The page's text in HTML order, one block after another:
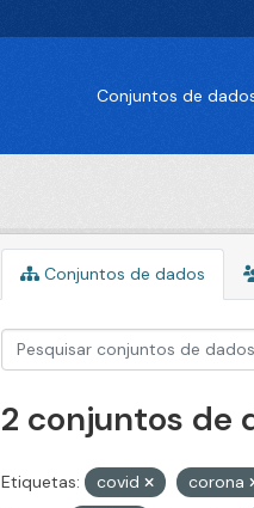
Conjuntos de
Conjuntos de dados
2 conjuntos de
Etiquetas: covid corona